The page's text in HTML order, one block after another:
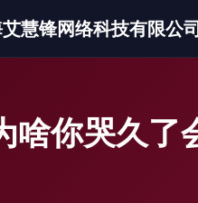
慧锋网络科技有限公司
啥你哭久